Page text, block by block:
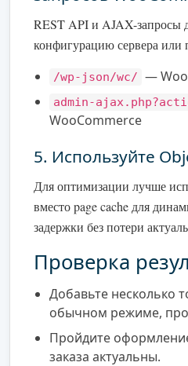
REST API и AJAX-запросы
конфигурацию сервера
/wp-json/wc/ —
admin-
WooCommerce
5. Используйте
Для оптимизации лучше
вместо page cache для
задержки без потери
Проверка
Добавьте несколько
обычном режиме,
Пройдите
заказа актуальны.